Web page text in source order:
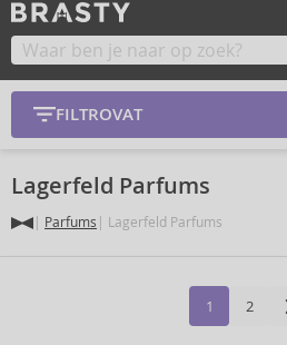
FILTROVAT
Lagerfeld Parfums
Parfums Lagerfeld Parfums
1 2